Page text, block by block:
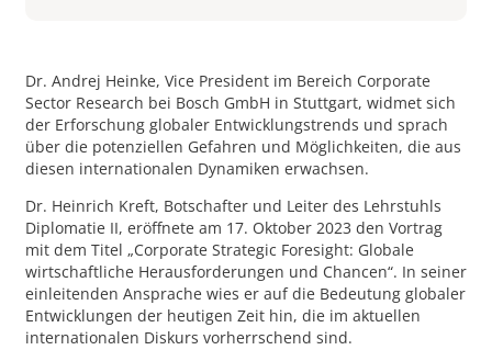
Dr. Andrej Heinke, Vice President im Bereich Corporate
Sector Research bei Bosch GmbH in Stuttgart, widmet sich
der Erforschung globaler Entwicklungstrends und sprach
über die potenziellen Gefahren und Möglichkeiten, die aus
diesen internationalen Dynamiken erwachsen.
Dr. Heinrich Kreft, Botschafter und Leiter des Lehrstuhls
Diplomatie II, eröffnete am 17. Oktober 2023 den Vortrag
mit dem Titel „Corporate Strategic Foresight: Globale
wirtschaftliche Herausforderungen und Chancen“. In seiner
einleitenden Ansprache wies er auf die Bedeutung globaler
Entwicklungen der heutigen Zeit hin, die im aktuellen
internationalen Diskurs vorherrschend sind.